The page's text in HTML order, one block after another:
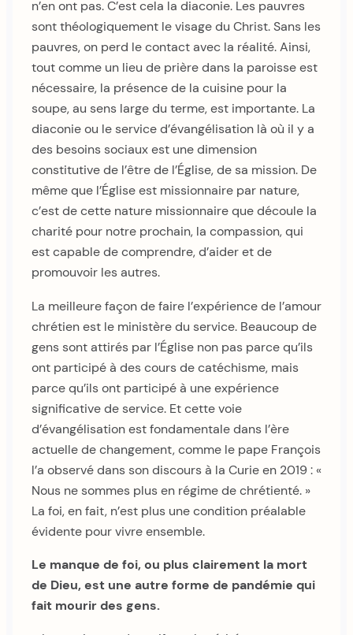
n’en ont pas. C’est cela la diaconie. Les pauvres
sont théologiquement le visage du Christ. Sans les
pauvres, on perd le contact avec la réalité. Ainsi,
tout comme un lieu de prière dans la paroisse est
nécessaire, la présence de la cuisine pour la
soupe, au sens large du terme, est importante. La
diaconie ou le service d’évangélisation là où il y a
des besoins sociaux est une dimension
constitutive de l’être de l’Église, de sa mission. De
même que l’Église est missionnaire par nature,
c’est de cette nature missionnaire que découle la
charité pour notre prochain, la compassion, qui
est capable de comprendre, d’aider et de
promouvoir les autres.
La meilleure façon de faire l’expérience de l’amour
chrétien est le ministère du service. Beaucoup de
gens sont attirés par l’Église non pas parce qu’ils
ont participé à des cours de catéchisme, mais
parce qu’ils ont participé à une expérience
significative de service. Et cette voie
d’évangélisation est fondamentale dans l’ère
actuelle de changement, comme le pape François
l’a observé dans son discours à la Curie en 2019 : «
Nous ne sommes plus en régime de chrétienté. »
La foi, en fait, n’est plus une condition préalable
évidente pour vivre ensemble.
Le manque de foi, ou plus clairement la mort
de Dieu, est une autre forme de pandémie qui
fait mourir des gens.